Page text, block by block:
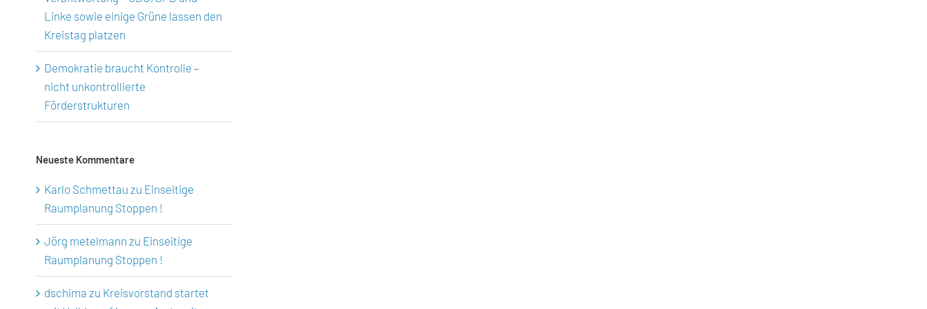
Linke sowie einige Grüne lassen den
Kreistag platzen
Demokratie braucht Kontrolle –
nicht unkontrollierte
Förderstrukturen
Neueste Kommentare
Karlo Schmettau zu Einseitige
Raumplanung Stoppen !
Jörg metelmann zu Einseitige
Raumplanung Stoppen !
dschima zu Kreisvorstand startet